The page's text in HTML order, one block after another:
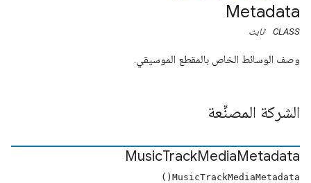
Metadata
CLASS ثابت
وصف الوسائط الخاص بالمقطع الموسيقي.
الشركة المصنِّعة
MusicTrackMediaMetadata
MusicTrackMediaMetadata()